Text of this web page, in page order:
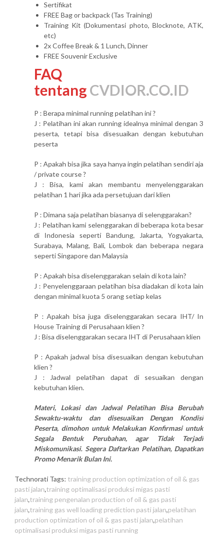
Sertifikat
FREE Bag or backpack (Tas Training)
Training Kit (Dokumentasi photo, Blocknote, ATK,
etc)
2x Coffee Break & 1 Lunch, Dinner
FREE Souvenir Exclusive
FAQ
tentangCVDIOR.CO.ID
P : Berapa minimal running pelatihan ini ?
J : Pelatihan ini akan running idealnya minimal dengan 3
peserta, tetapi bisa disesuaikan dengan kebutuhan
peserta
P : Apakah bisa jika saya hanya ingin pelatihan sendiri aja
/ private course ?
J : Bisa, kami akan membantu menyelenggarakan
pelatihan 1 hari jika ada persetujuan dari klien
P : Dimana saja pelatihan biasanya di selenggarakan?
J : Pelatihan kami selenggarakan di beberapa kota besar
di Indonesia seperti Bandung, Jakarta, Yogyakarta,
Surabaya, Malang, Bali, Lombok dan beberapa negara
seperti Singapore dan Malaysia
P : Apakah bisa diselenggarakan selain di kota lain?
J : Penyelenggaraan pelatihan bisa diadakan di kota lain
dengan minimal kuota 5 orang setiap kelas
P : Apakah bisa juga diselenggarakan secara IHT/ In
House Training di Perusahaan klien ?
J : Bisa diselenggarakan secara IHT di Perusahaan klien
P : Apakah jadwal bisa disesuaikan dengan kebutuhan
klien ?
J : Jadwal pelatihan dapat di sesuaikan dengan
kebutuhan klien.
Materi, Lokasi dan Jadwal Pelatihan Bisa Berubah
Sewaktu-waktu dan disesuaikan Dengan Kondisi
Peserta, dimohon untuk Melakukan Konfirmasi untuk
Segala Bentuk Perubahan, agar Tidak Terjadi
Miskomunikasi. Segera Daftarkan Pelatihan, Dapatkan
Promo Menarik Bulan Ini.
Technorati Tags: training production optimization of oil & gas
pasti jalan,training optimalisasi produksi migas pasti
jalan,training pengenalan production of oil & gas pasti
jalan,training gas well loading prediction pasti jalan,pelatihan
production optimization of oil & gas pasti jalan,pelatihan
optimalisasi produksi migas pasti running